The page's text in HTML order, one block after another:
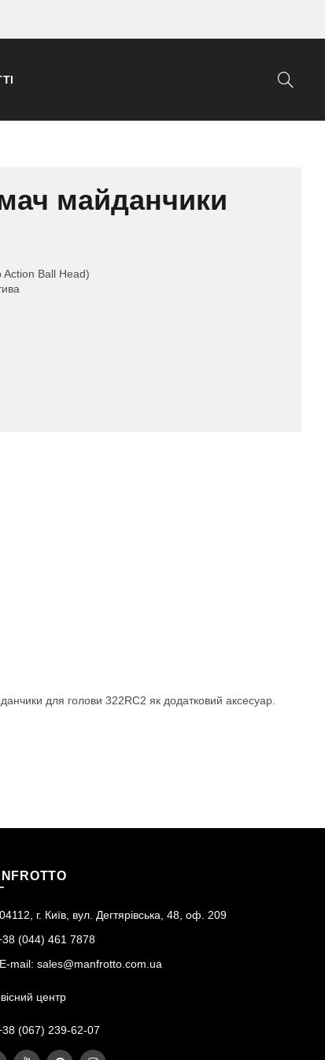
майданчики
Action Ball Head)
для голови 322RC2 як додатковий аксесуар.
04112, г. Київ, вул. Дегтярівська, 48, оф. 209
(044) 461 7878
E-mail: sales@manfrotto.com.ua
центр
(067) 239-62-07